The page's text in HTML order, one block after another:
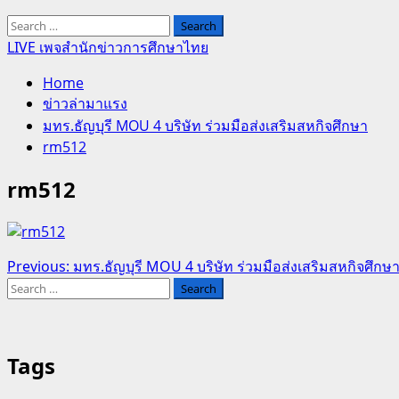
Search
for:
LIVE เพจสำนักข่าวการศึกษาไทย
Home
ข่าวล่ามาแรง
มทร.ธัญบุรี MOU 4 บริษัท ร่วมมือส่งเสริมสหกิจศึกษา
rm512
rm512
Post
navigation
Previous: มทร.ธัญบุรี MOU 4 บริษัท ร่วมมือส่งเสริมสหกิจศึกษา
Search
for:
Tags